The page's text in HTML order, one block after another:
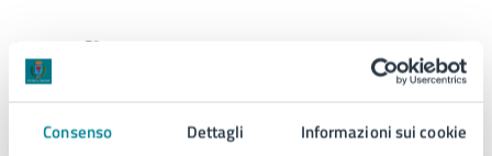
Consenso Dettagli Informazioni sui cookie
Data fine
27/02/2026